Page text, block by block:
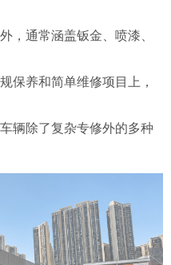
，通常涵盖钣金、喷漆、
保养和简单维修项目上，
辆除了复杂专修外的多种